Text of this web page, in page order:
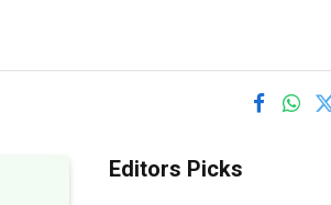
Editors Picks